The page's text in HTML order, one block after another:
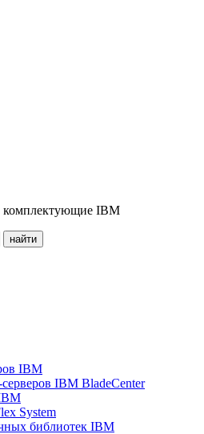
комплектующие IBM
IBM
IBM BladeCenter
System
библиотек IBM